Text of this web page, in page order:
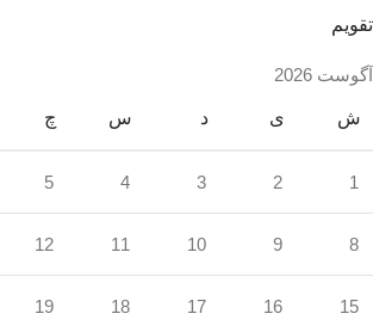
تقویم
آگوست 2026
ش ی د س چ
1
2
3
4
5
8
9
10
11
12
15
16
17
18
19